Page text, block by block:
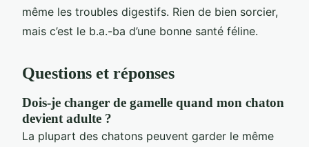
même les troubles digestifs. Rien de bien sorcier,
mais c’est le b.a.-ba d’une bonne santé féline.
Questions et réponses
Dois-je changer de gamelle quand mon chaton
devient adulte ?
La plupart des chatons peuvent garder le même